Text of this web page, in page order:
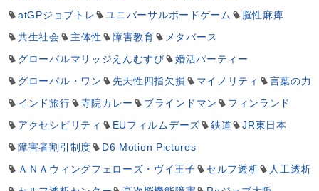
atGPジョブトレ
ユニバーサルボードゲーム
脳性麻痺
共生社会
主体性 障害教育
メタバース
グローバルマリッジえんむすび
婚活パーティー
グローバル・ワン
先天性四指欠損 マイノリティ
言葉の力
インド旅行
寺院カレー ブラインドマン
フィンランド
アクセシビリティ
EUフィルムデーズ 鉄道
JR東日本
障害者割引制度
D6 Motion Pictures
ＡＮＡウィングフェローズ・ヴイ王子
セルフ透析
人工透析